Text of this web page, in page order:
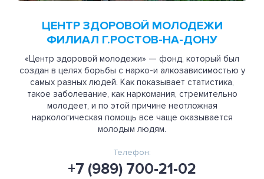
ЦЕНТР ЗДОРОВОЙ МОЛОДЕЖИ
ФИЛИАЛ Г.РОСТОВ-НА-ДОНУ
«Центр здоровой молодежи» — фонд, который был
создан в целях борьбы с нарко-и алкозависимостью у
самых разных людей. Как показывает статистика,
такое заболевание, как наркомания, стремительно
молодеет, и по этой причине неотложная
наркологическая помощь все чаще оказывается
молодым людям.
Телефон:
+7 (989) 700-21-02